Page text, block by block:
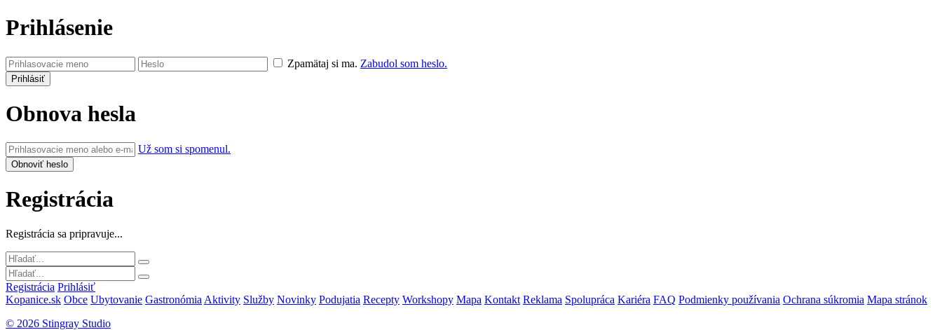
Prihlásenie
Zpamätaj si ma. Zabudol som heslo.
Obnova hesla
Už som si spomenul.
Registrácia
Registrácia sa pripravuje...
Registrácia Prihlásiť
Kopanice.sk Obce Ubytovanie Gastronómia Aktivity Služby Novinky Podujatia Recepty Workshopy Mapa Kontakt Reklama Spolupráca Kariéra FAQ Podmienky používania Ochrana súkromia Mapa stránok
© 2026 Stingray Studio